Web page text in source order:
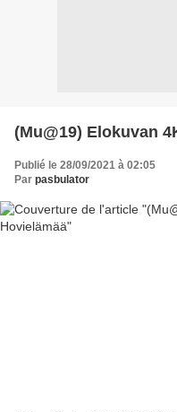
(Mu@19) Elokuvan
Publié le 28/09/2021 à 02:05
Par pasbulator